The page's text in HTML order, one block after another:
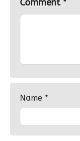
Comment *
Name *